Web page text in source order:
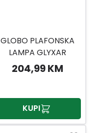
GLOBO PLAFONSKA
LAMPA GLYXAR
ZLATNA
204,99 KM
KUPI